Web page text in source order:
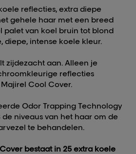
reflecties, extra diepe
gehele haar met een breed
palet van koel bruin tot blond
diepe, intense koele kleur.
zijdezacht aan. Alleen je
reflecties
Cool Cover.
Odor Trapping Technology
niveaus van het haar om de
te behandelen.
bestaat in 25 extra koele